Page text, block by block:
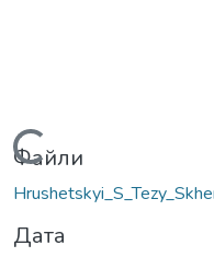
Вантажиться...
Файли
Дата